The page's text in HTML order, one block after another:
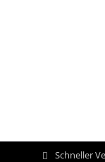
Schneller